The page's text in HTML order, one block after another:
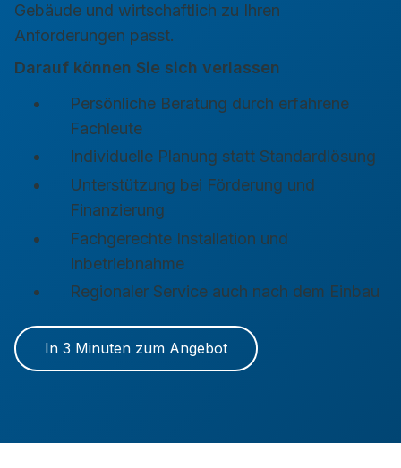
Gebäude und wirtschaftlich zu Ihren
Anforderungen passt.
Darauf können Sie sich verlassen
Persönliche Beratung durch erfahrene
Fachleute
Individuelle Planung statt Standardlösung
Unterstützung bei Förderung und
Finanzierung
Fachgerechte Installation und
Inbetriebnahme
Regionaler Service auch nach dem Einbau
In 3 Minuten zum Angebot